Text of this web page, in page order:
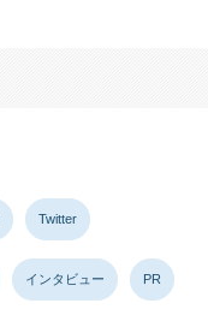
Twitter
インタビュー PR